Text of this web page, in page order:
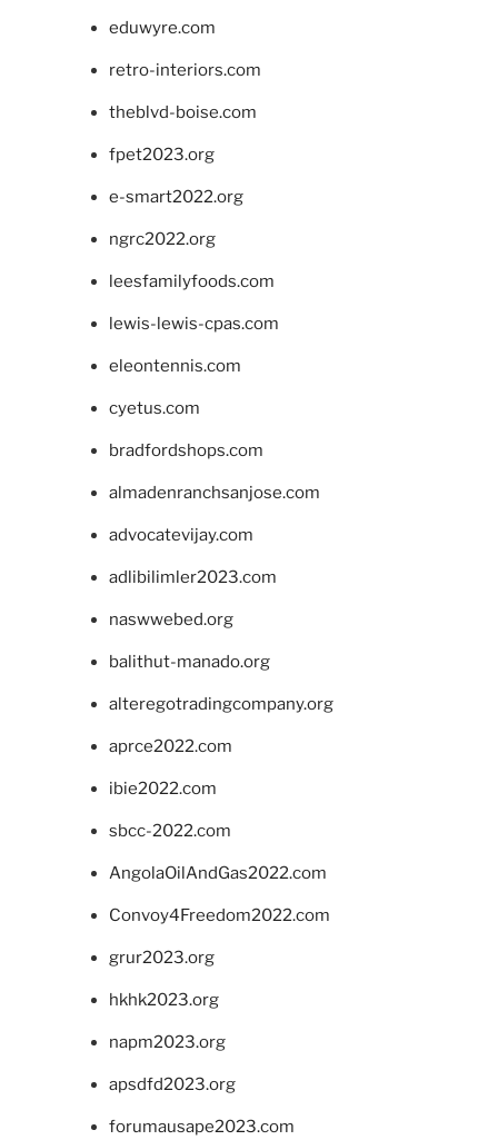
eduwyre.com
retro-interiors.com
theblvd-boise.com
fpet2023.org
e-smart2022.org
ngrc2022.org
leesfamilyfoods.com
lewis-lewis-cpas.com
eleontennis.com
cyetus.com
bradfordshops.com
almadenranchsanjose.com
advocatevijay.com
adlibilimler2023.com
naswwebed.org
balithut-manado.org
alteregotradingcompany.org
aprce2022.com
ibie2022.com
sbcc-2022.com
AngolaOilAndGas2022.com
Convoy4Freedom2022.com
grur2023.org
hkhk2023.org
napm2023.org
apsdfd2023.org
forumausape2023.com